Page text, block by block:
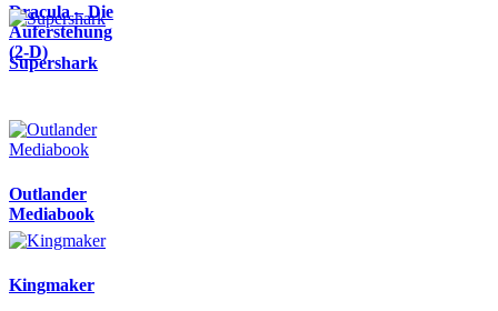
Dracula – Die
Auferstehung
(2-D)
Supershark
Outlander
Mediabook
Kingmaker